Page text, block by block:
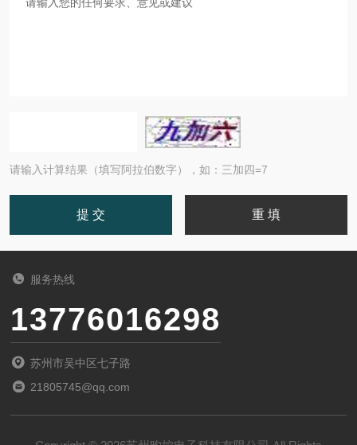
请输入计算结果（填写阿拉伯数字），如：三加四=7
服务热线
13776016298
苏州市吴中区七子路
21805745@qq.com